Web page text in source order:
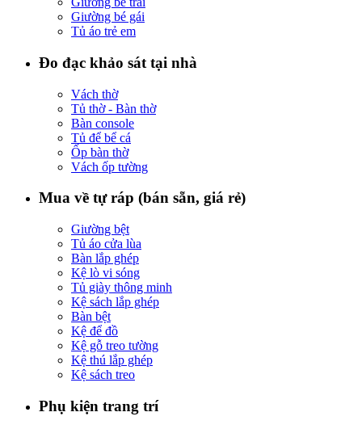
Giường bé gái
Tủ áo trẻ em
Đo đạc khảo sát tại nhà
Vách thờ
Tủ thờ - Bàn thờ
Bàn console
Tủ để bể cá
Ốp bàn thờ
Vách ốp tường
Mua về tự ráp (bán sẵn, giá rẻ)
Giường bệt
Tủ áo cửa lùa
Bàn lắp ghép
Kệ lò vi sóng
Tủ giày thông minh
Kệ sách lắp ghép
Bàn bệt
Kệ để đồ
Kệ gỗ treo tường
Kệ thú lắp ghép
Kệ sách treo
Phụ kiện trang trí